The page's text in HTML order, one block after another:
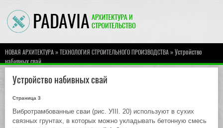
НОВАЯ АРХИТЕКТУРА»ТЕХНОЛОГИЯ СТРОИТЕЛЬНОГО ПРОИЗВОДСТВА» Устройство
набивных свай
Устройство набивных свай
Страница 3
Вибротрамбованные сваи (рис. УIII. 20) используют в сухих
связных грунтах, в которых можно укладывать бетонную смесь